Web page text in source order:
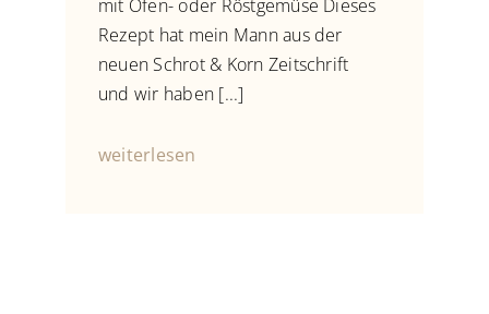
mit Ofen- oder Röstgemüse Dieses
Rezept hat mein Mann aus der
neuen Schrot & Korn Zeitschrift
und wir haben [...]
weiterlesen